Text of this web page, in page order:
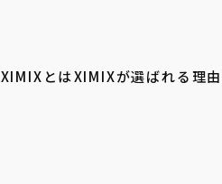
XIMIXとはXIMIXが選ばれる理由